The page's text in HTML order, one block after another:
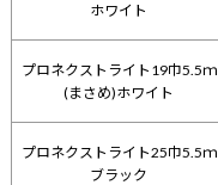
ホワイト
プロネクストライト19巾5.5ｍ
(まさめ)ホワイト
プロネクストライト25巾5.5ｍ
ブラック